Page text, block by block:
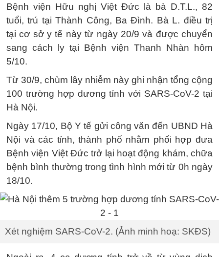
Bệnh viện Hữu nghị Việt Đức là bà D.T.L., 82
tuổi, trú tại Thành Công, Ba Đình. Bà L. điều trị
tại cơ sở y tế này từ ngày 20/9 và được chuyển
sang cách ly tại Bệnh viện Thanh Nhàn hôm
5/10.
Từ 30/9, chùm lây nhiễm này ghi nhận tổng cộng
100 trường hợp dương tính với SARS-CoV-2 tại
Hà Nội.
Ngày 17/10, Bộ Y tế gửi công văn đến UBND Hà
Nội và các tỉnh, thành phố nhằm phối hợp đưa
Bệnh viện Việt Đức trở lại hoạt động khám, chữa
bệnh bình thường trong tình hình mới từ 0h ngày
18/10.
Xét nghiệm SARS-CoV-2. (Ảnh minh hoạ: SKĐS)